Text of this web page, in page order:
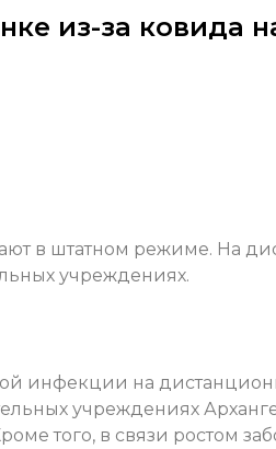
из-за ковида
в штатном режиме. На
учреждениях.
инфекции на
учреждениях
того, в связи ростом